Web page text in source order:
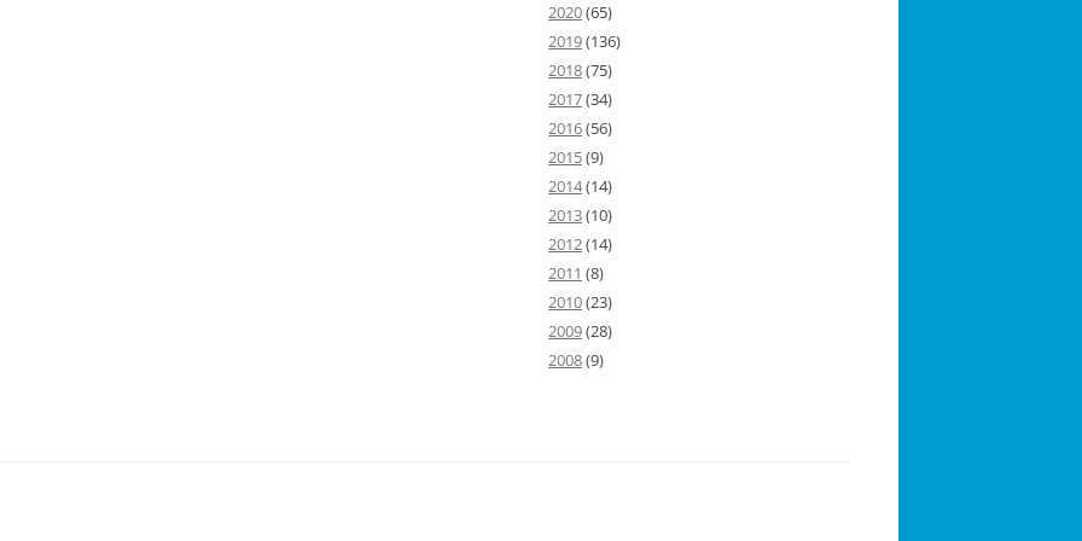
2020(65)
2019(136)
2018(75)
2017(34)
2016(56)
2015(9)
2014(14)
2013(10)
2012(14)
2011 (8)
2010(23)
2009(28)
2008(9)